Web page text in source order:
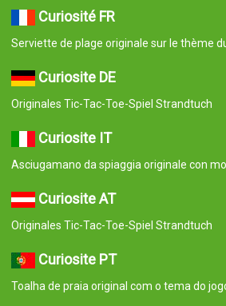
Curiosité FR
Serviette de plage originale sur le thème
Curiosite DE
Originales Tic-Tac-Toe-Spiel Strandtuch
Curiosite IT
Asciugamano da spiaggia originale con
Curiosite AT
Originales Tic-Tac-Toe-Spiel Strandtuch
Curiosite PT
Toalha de praia original com o tema do